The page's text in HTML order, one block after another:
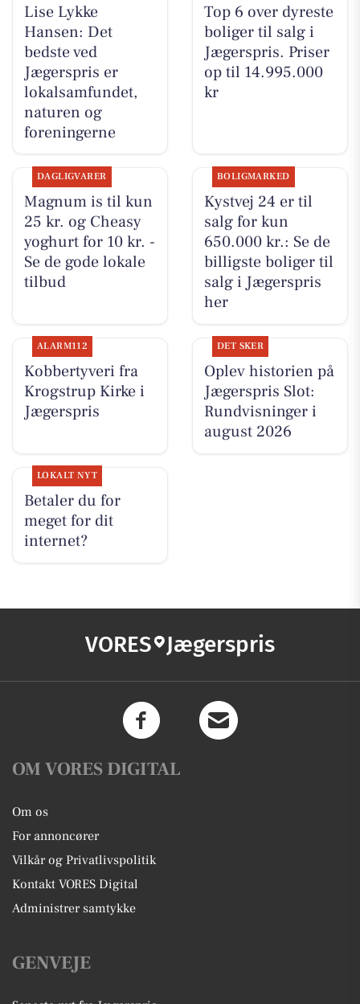
Lise Lykke
Hansen: Det
bedste ved
Jægerspris er
lokalsamfundet,
naturen og
foreningerne
Top 6 over dyreste
boliger til salg i
Jægerspris. Priser
op til 14.995.000
kr
DAGLIGVARER
Magnum is til kun
25 kr. og Cheasy
yoghurt for 10 kr. -
Se de gode lokale
tilbud
BOLIGMARKED
Kystvej 24 er til
salg for kun
650.000 kr.: Se de
billigste boliger til
salg i Jægerspris
her
ALARM112
Kobbertyveri fra
Krogstrup Kirke i
Jægerspris
DET SKER
Oplev historien på
Jægerspris Slot:
Rundvisninger i
august 2026
LOKALT NYT
Betaler du for
meget for dit
internet?
VORES Jægerspris
OM VORES DIGITAL
Om os
For annoncører
Vilkår og Privatlivspolitik
Kontakt VORES Digital
Administrer samtykke
GENVEJE